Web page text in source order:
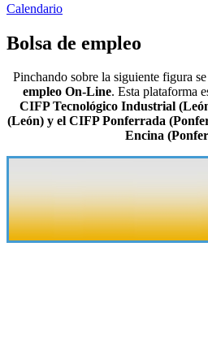
Calendario
Bolsa de empleo
Pinchando sobre la siguiente figura
empleo On-Line. Esta plataforma
CIFP Tecnológico Industrial
(León) y el CIFP Ponferrada
Encina